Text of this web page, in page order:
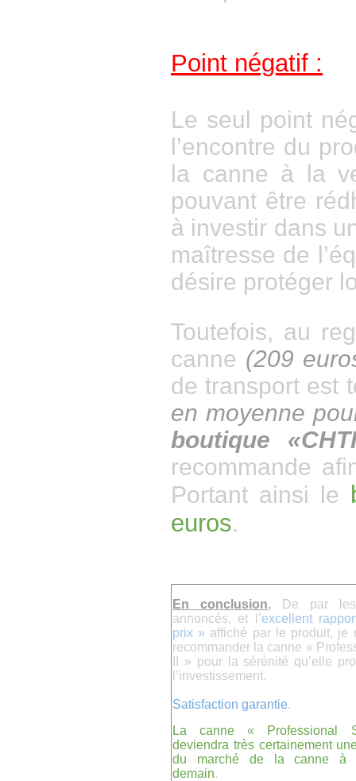
Point négatif :
Le seul point
l’encontre du
la canne à la
pouvant être
à investir dans
maîtresse de
désire protéger
Toutefois, au
canne (209
de transport est
en moyenne
boutique
recommande
Portant ainsi le
euros.
En conclusion,
De par les
annoncés, et l’excellent
prix » affiché par le produit, je
recommander la canne «
II » pour la sérénité qu’elle
l’investissement.
Satisfaction garantie.
La canne « Professional
deviendra très certainement
du marché de la canne à
demain.